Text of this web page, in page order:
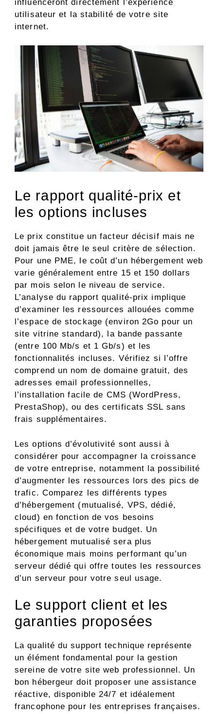
influenceront directement l’expérience
utilisateur et la stabilité de votre site
internet.
Le rapport qualité-prix et
les options incluses
Le prix constitue un facteur décisif mais ne
doit jamais être le seul critère de sélection.
Pour une PME, le coût d’un hébergement web
varie généralement entre 15 et 150 dollars
par mois selon le niveau de service.
L’analyse du rapport qualité-prix implique
d’examiner les ressources allouées comme
l’espace de stockage (environ 2Go pour un
site vitrine standard), la bande passante
(entre 100 Mb/s et 1 Gb/s) et les
fonctionnalités incluses. Vérifiez si l’offre
comprend un nom de domaine gratuit, des
adresses email professionnelles,
l’installation facile de CMS (WordPress,
PrestaShop), ou des certificats SSL sans
frais supplémentaires.
Les options d’évolutivité sont aussi à
considérer pour accompagner la croissance
de votre entreprise, notamment la possibilité
d’augmenter les ressources lors des pics de
trafic. Comparez les différents types
d’hébergement (mutualisé, VPS, dédié,
cloud) en fonction de vos besoins
spécifiques et de votre budget. Un
hébergement mutualisé sera plus
économique mais moins performant qu’un
serveur dédié qui offre toutes les ressources
d’un serveur pour votre seul usage.
Le support client et les
garanties proposées
La qualité du support technique représente
un élément fondamental pour la gestion
sereine de votre site web professionnel. Un
bon hébergeur doit proposer une assistance
réactive, disponible 24/7 et idéalement
francophone pour les entreprises françaises.